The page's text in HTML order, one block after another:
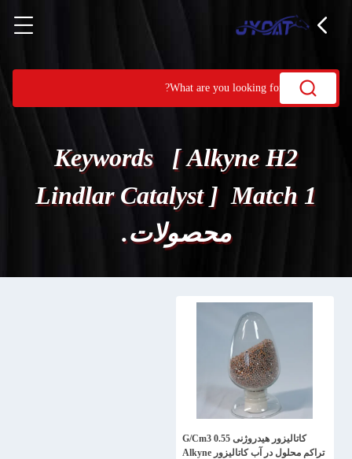
Keywords [ Alkyne H2
Lindlar Catalyst ] Match 1
محصولات.
کاتالیزور هیدروژنی 0.55 G/Cm3
تراکم محلول در آب کاتالیزور Alkyne